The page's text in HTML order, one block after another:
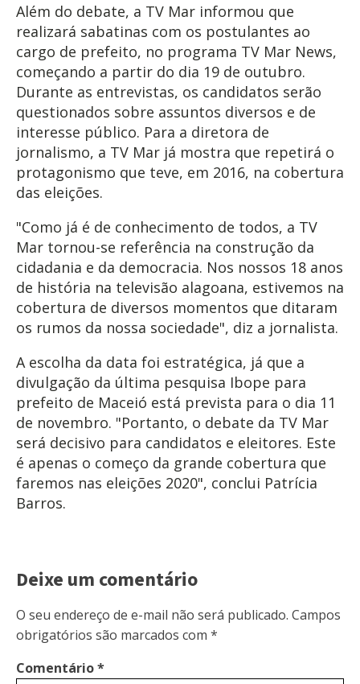
Além do debate, a TV Mar informou que
realizará sabatinas com os postulantes ao
cargo de prefeito, no programa TV Mar News,
começando a partir do dia 19 de outubro.
Durante as entrevistas, os candidatos serão
questionados sobre assuntos diversos e de
interesse público. Para a diretora de
jornalismo, a TV Mar já mostra que repetirá o
protagonismo que teve, em 2016, na cobertura
das eleições.
"Como já é de conhecimento de todos, a TV
Mar tornou-se referência na construção da
cidadania e da democracia. Nos nossos 18 anos
de história na televisão alagoana, estivemos na
cobertura de diversos momentos que ditaram
os rumos da nossa sociedade", diz a jornalista.
A escolha da data foi estratégica, já que a
divulgação da última pesquisa Ibope para
prefeito de Maceió está prevista para o dia 11
de novembro. "Portanto, o debate da TV Mar
será decisivo para candidatos e eleitores. Este
é apenas o começo da grande cobertura que
faremos nas eleições 2020", conclui Patrícia
Barros.
Deixe um comentário
O seu endereço de e-mail não será publicado. Campos
obrigatórios são marcados com *
Comentário*